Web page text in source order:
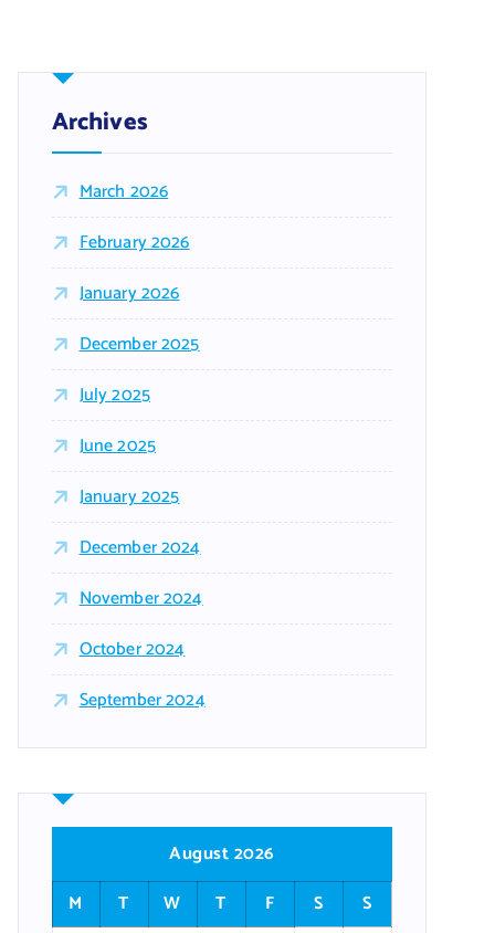
Archives
March 2026
February 2026
January 2026
December 2025
July 2025
June 2025
January 2025
December 2024
November 2024
October 2024
September 2024
August 2026
M
T W T F S
S